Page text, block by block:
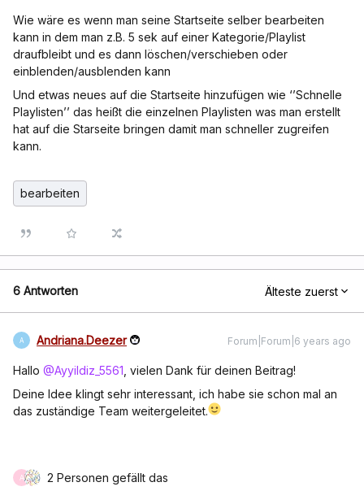
Wie wäre es wenn man seine Startseite selber bearbeiten
kann in dem man z.B. 5 sek auf einer Kategorie/Playlist
draufbleibt und es dann löschen/verschieben oder
einblenden/ausblenden kann
Und etwas neues auf die Startseite hinzufügen wie ‘’Schnelle
Playlisten’’ das heißt die einzelnen Playlisten was man erstellt
hat auf die Starseite bringen damit man schneller zugreifen
kann.
bearbeiten
6 Antworten Älteste zuerst
A Andriana.Deezer Forum|Forum|6 years ago
Hallo @Ayyildiz_5561 , vielen Dank für deinen Beitrag!
Deine Idee klingt sehr interessant, ich habe sie schon mal an
das zuständige Team weitergeleitet.
A 2 Personen gefällt das